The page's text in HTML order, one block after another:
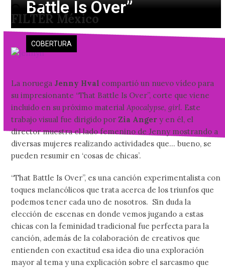
Skip
content
FILTER México
Open
mobile
menu
Close
mobile
menu
COBERTURA
Battle Is Over”
La noruega Jenny Hval compartió un nuevo vídeo para
su impresionante “That Battle Is Over”, corte que viene
incluido en su próximo materialApocalypse, girl. Este
trabajo visual fue dirigido por Zia Anger y en él, el
director muestra el lado femenino de Jenny mostrando a
diversas mujeres realizando actividades que… bueno, se
pueden resumir en ‘cosas de chicas’.
“That Battle Is Over”, es una canción experimentalista con
toques melancólicos que trata acerca de los triunfos que
podemos tener cada uno de nosotros. Sin duda la
elección de escenas en donde vemos jugando a estas
chicas con la feminidad tradicional fue perfecta para la
canción, además de la colaboración de creativos que
entienden con exactitud esa idea dio una exploración
mayor al tema y una explicación sobre el sarcasmo que